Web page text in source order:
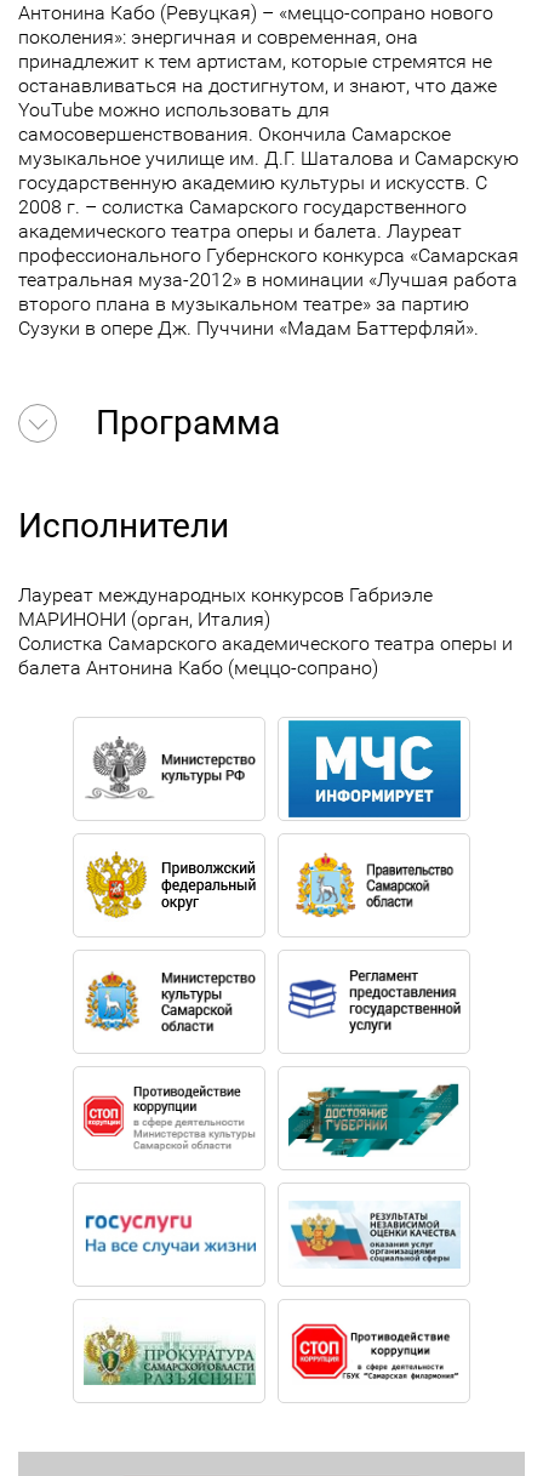
Антонина Кабо (Ревуцкая) – «меццо-сопрано нового
поколения»: энергичная и современная, она
принадлежит к тем артистам, которые стремятся не
останавливаться на достигнутом, и знают, что даже
YouTube можно использовать для
самосовершенствования. Окончила Самарское
музыкальное училище им. Д.Г. Шаталова и Самарскую
государственную академию культуры и искусств. С
2008 г. – солистка Самарского государственного
академического театра оперы и балета. Лауреат
профессионального Губернского конкурса «Самарская
театральная муза-2012» в номинации «Лучшая работа
второго плана в музыкальном театре» за партию
Сузуки в опере Дж. Пуччини «Мадам Баттерфляй».
Программа
Исполнители
Лауреат международных конкурсов Габриэле
МАРИНОНИ (орган, Италия)
Солистка Самарского академического театра оперы и
балета Антонина Кабо (меццо-сопрано)